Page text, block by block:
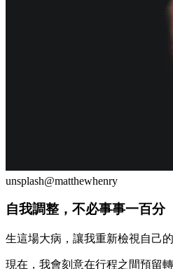
unsplash@matthewhenry
自我調整，不必事事一百分
生這場大病，讓我重新檢視自己
現在，我會刻意在行程之間預留